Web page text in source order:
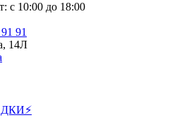
с 10:00 до 18:00
91
14Л